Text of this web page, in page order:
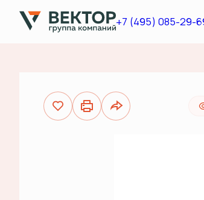
+7 (495) 085-29-
1-комнатная35 м29 550